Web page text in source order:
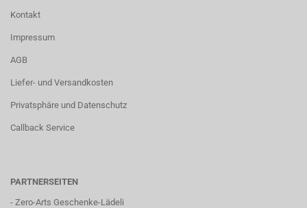
Kontakt
Impressum
AGB
Liefer- und Versandkosten
Privatsphäre und Datenschutz
Callback Service
PARTNERSEITEN
- Zero-Arts Geschenke-Lädeli